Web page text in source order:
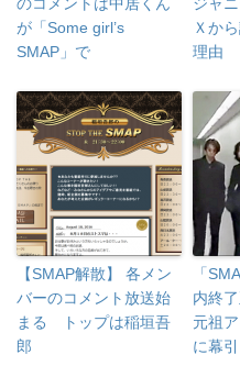
が「Some girl’s
SMAP」で
Ｘか
理由
【SMAP解散】 各メン
バーのコメント放送始
まる トップは稲垣吾
郎
「
内終
元祖
に幕